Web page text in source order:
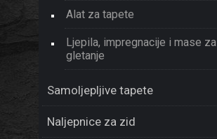
Alat za tapete
Ljepila, impregnacije i mase za
gletanje
Samoljepljive tapete
Naljepnice za zid